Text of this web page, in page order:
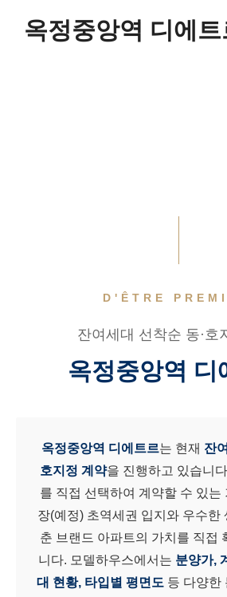
옥정중앙역 디에트
D'ÊTRE
잔여세대 선착순 동·호
옥정중앙역 디
옥정중앙역 디에트르는 현재 잔
호지정 계약을 진행하고 있습니
를 직접 선택하여 계약할 수 있는
장(예정) 초역세권 입지와 우수한
춘 브랜드 아파트의 가치를 직접
니다. 모델하우스에서는 분양가,
대 현황, 타입별 평면도 등 다양한